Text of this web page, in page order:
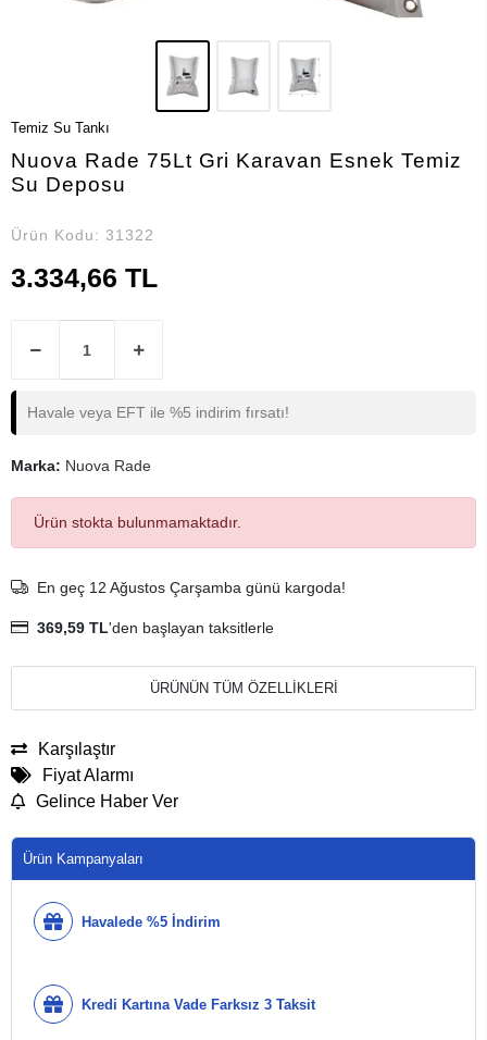
Temiz Su Tankı
Nuova Rade 75Lt Gri Karavan Esnek Temiz
Su Deposu
Ürün Kodu: 31322
3.334,66 TL
Havale veya EFT ile %5 indirim fırsatı!
Marka: Nuova Rade
Ürün stokta bulunmamaktadır.
En geç 12 Ağustos Çarşamba günü kargoda!
369,59 TL'den başlayan taksitlerle
ÜRÜNÜN TÜM ÖZELLİKLERİ
Karşılaştır
Fiyat Alarmı
Gelince Haber Ver
Ürün Kampanyaları
Havalede %5 İndirim
Kredi Kartına Vade Farksız 3 Taksit